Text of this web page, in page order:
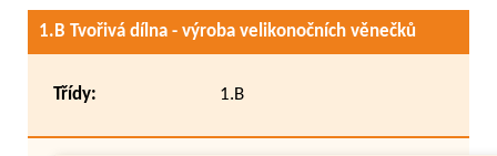
1.B Tvořivá dílna - výroba velikonočních věnečků
Třídy: 1.B